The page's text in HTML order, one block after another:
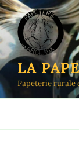
Aller
au
contenu
principal
LA
Papeterie rurale